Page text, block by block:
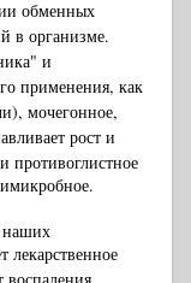
обменных
в организме.
и
применения, как
мочегонное,
рост и
противоглистное
лекарственное